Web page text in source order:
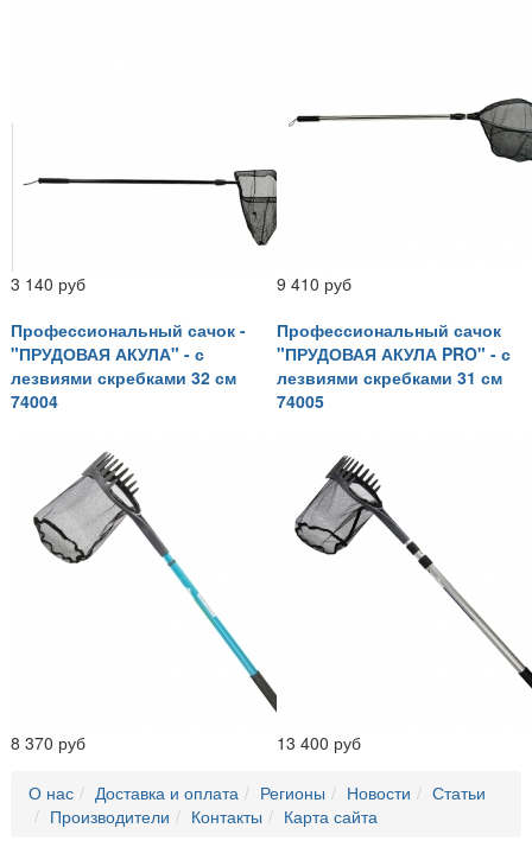
3 140 руб
9 410 руб
Профессиональный сачок -
"ПРУДОВАЯ АКУЛА" - с
лезвиями скребками 32 см
74004
8 370 руб
Профессиональный сачок
"ПРУДОВАЯ АКУЛА PRO" - с
лезвиями скребками 31 см
74005
13 400 руб
О нас Доставка и оплата Регионы Новости
Статьи
Производители
Контакты Карта сайта